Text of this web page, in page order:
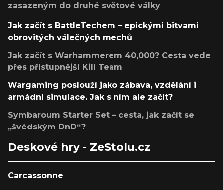
zasazeným do druhé světové války
Jak začít s BattleTechem – epickými bitvami
obrovitých válečných mechů
Jak začít s Warhammerem 40,000? Cesta vede
přes přístupnější Kill Team
Wargaming poslouží jako zábava, vzdělání i
armádní simulace. Jak s ním ale začít?
Symbaroum Starter Set – cesta, jak začít se
„švédským DnD“?
Deskové hry - ZeStolu.cz
Carcassonne